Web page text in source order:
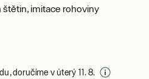
štětin, imitace rohoviny
doručíme v úterý 11. 8.